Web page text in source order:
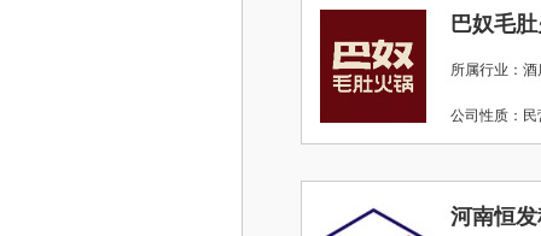
巴奴毛
所属行业：酒
公司性质
河南恒